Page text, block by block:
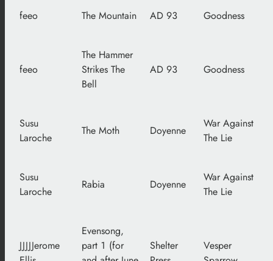
feeo The Mountain AD 93 Goodness
feeo
The Hammer
Strikes The
Bell
AD 93 Goodness
Susu
Laroche
The Moth Doyenne
War Against
The Lie
Susu
Laroche
Rabia Doyenne
War Against
The Lie
JJJJJerome
Evensong,
part 1 (for
Shelter
Vesper